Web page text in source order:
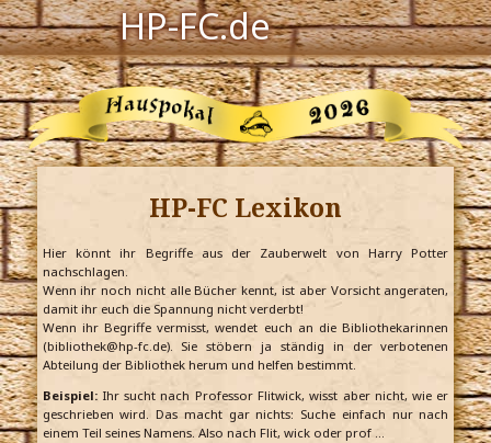
HP-FC.de
Navigation
Harry Potter
Der HP-FC
Hogwarts
Zauberwelt
Willkommen
Jetzt Fanclub-Mitglied werden!
HP-FC Lexikon
Hier könnt ihr Begriffe aus der Zauberwelt von Harry Potter
nachschlagen.
Wenn ihr noch nicht alle Bücher kennt, ist aber Vorsicht angeraten,
damit ihr euch die Spannung nicht verderbt!
Wenn ihr Begriffe vermisst, wendet euch an die Bibliothekarinnen
(bibliothek@hp-fc.de). Sie stöbern ja ständig in der verbotenen
Abteilung der Bibliothek herum und helfen bestimmt.
Beispiel:Ihr sucht nach Professor Flitwick, wisst aber nicht, wie er
geschrieben wird. Das macht gar nichts: Suche einfach nur nach
einem Teil seines Namens. Also nach Flit, wick oder prof …